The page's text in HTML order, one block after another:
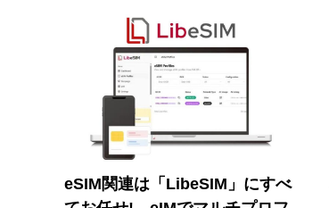
eSIM関連は「LibeSIM」にすべ